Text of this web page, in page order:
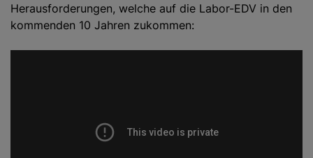
Herausforderungen, welche auf die Labor-EDV in den
kommenden 10 Jahren zukommen: